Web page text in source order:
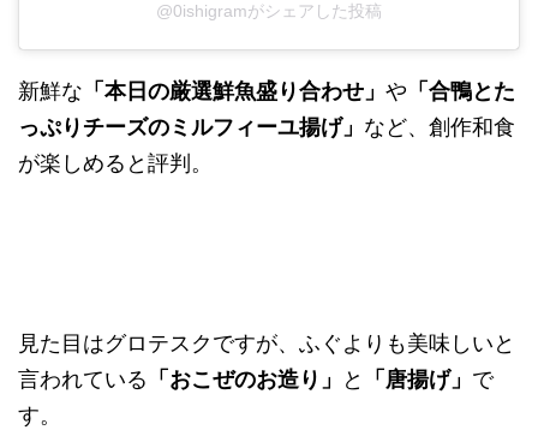
@0ishigramがシェアした投稿
新鮮な 「本日の厳選鮮魚盛り合わせ」 や 「合鴨とた
っぷりチーズのミルフィーユ揚げ」 など、創作和食
が楽しめると評判。
見た目はグロテスクですが、ふぐよりも美味しいと
言われている 「おこぜのお造り」 と 「唐揚げ」 で
す。